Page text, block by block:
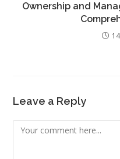
Ownership and
Leave a Reply